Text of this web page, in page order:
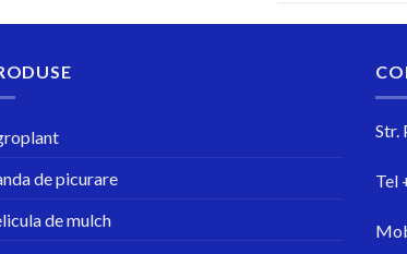
de picurare
de mulch
Str.
Tel